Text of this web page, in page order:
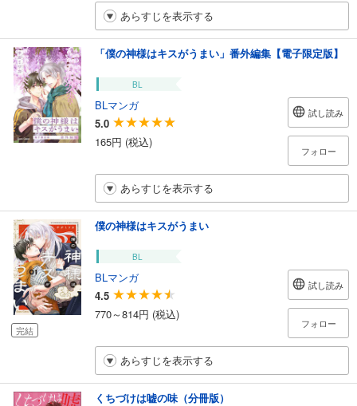
あらすじを表示する
「僕の神様はキスがうまい」番外編集【電子限定版】
BL
BLマンガ
5.0
165円 (税込)
試し読み
フォロー
あらすじを表示する
完結
僕の神様はキスがうまい
BL
BLマンガ
4.5
770～814円 (税込)
試し読み
フォロー
あらすじを表示する
くちづけは嘘の味（分冊版）